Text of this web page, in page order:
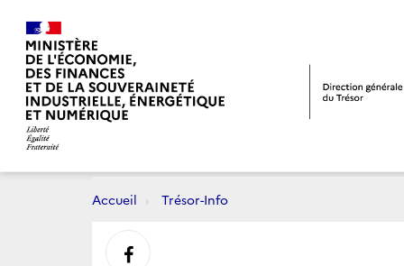
Accueil Trésor-Info
Partager